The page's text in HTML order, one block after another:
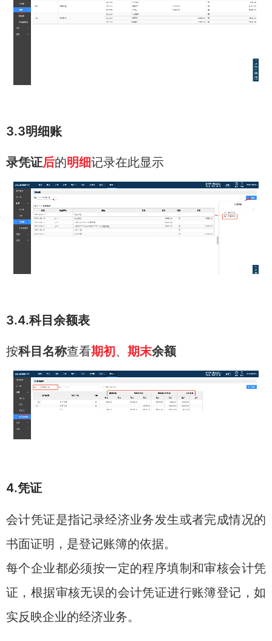
3.3明细账
录凭证后的明细记录在此显示
3.4.科目余额表
按科目名称查看期初、 期末余额
4.凭证
会计凭证是指记录经济业务发生或者完成情况的
书面证明，是登记账簿的依据。
每个企业都必须按一定的程序填制和审核会计凭
证，根据审核无误的会计凭证进行账簿登记，如
实反映企业的经济业务。